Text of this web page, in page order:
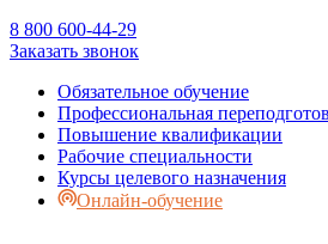
8 800 600-44-29
Заказать звонок
Обязательное обучение
Профессиональная
Повышение квалификации
Рабочие специальности
Курсы целевого назначения
Онлайн-обучение